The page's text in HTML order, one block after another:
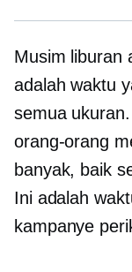
Musim liburan
adalah waktu
semua
orang-orang
banyak, baik
Ini adalah
kampanye